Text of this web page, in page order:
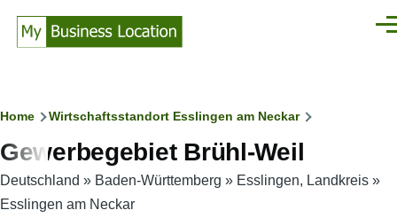
Pfadnavigation
Home Wirtschaftsstandort Esslingen am Neckar
Gewerbegebiet Brühl-Weil
Deutschland » Baden-Württemberg » Esslingen, Landkreis »
Esslingen am Neckar